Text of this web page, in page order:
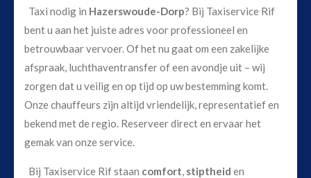
Taxi nodig in Hazerswoude-Dorp? Bij Taxiservice Rif
bent u aan het juiste adres voor professioneel en
betrouwbaar vervoer. Of het nu gaat om een zakelijke
afspraak, luchthaventransfer of een avondje uit – wij
zorgen dat u veilig en op tijd op uw bestemming komt.
Onze chauffeurs zijn altijd vriendelijk, representatief en
bekend met de regio. Reserveer direct en ervaar het
gemak van onze service.
Bij Taxiservice Rif staan comfort, stiptheid en